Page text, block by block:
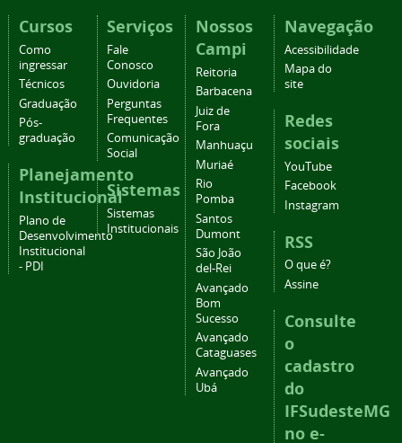
Cursos
Como
ingressar
Técnicos
Graduação
Pós-
graduação
Planejamento
Institucional
Plano de
Desenvolvimento
Institucional
- PDI
Serviços
Fale
Conosco
Ouvidoria
Perguntas
Frequentes
Comunicação
Social
Sistemas
Sistemas
Institucionais
Nossos
Campi
Reitoria
Barbacena
Juiz de
Fora
Manhuaçu
Muriaé
Rio
Pomba
Santos
Dumont
São João
del-Rei
Avançado
Bom
Sucesso
Avançado
Cataguases
Avançado
Ubá
Navegação
Acessibilidade
Mapa do
site
Redes
sociais
YouTube
Facebook
Instagram
RSS
O que é?
Assine
Consulte
o
cadastro
do
IFSudesteMG
no e-